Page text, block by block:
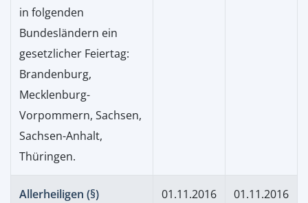
in folgenden
Bundesländern ein
gesetzlicher Feiertag:
Brandenburg,
Mecklenburg-
Vorpommern, Sachsen,
Sachsen-Anhalt,
Thüringen.
Allerheiligen (§)
01.11.2016 01.11.2016